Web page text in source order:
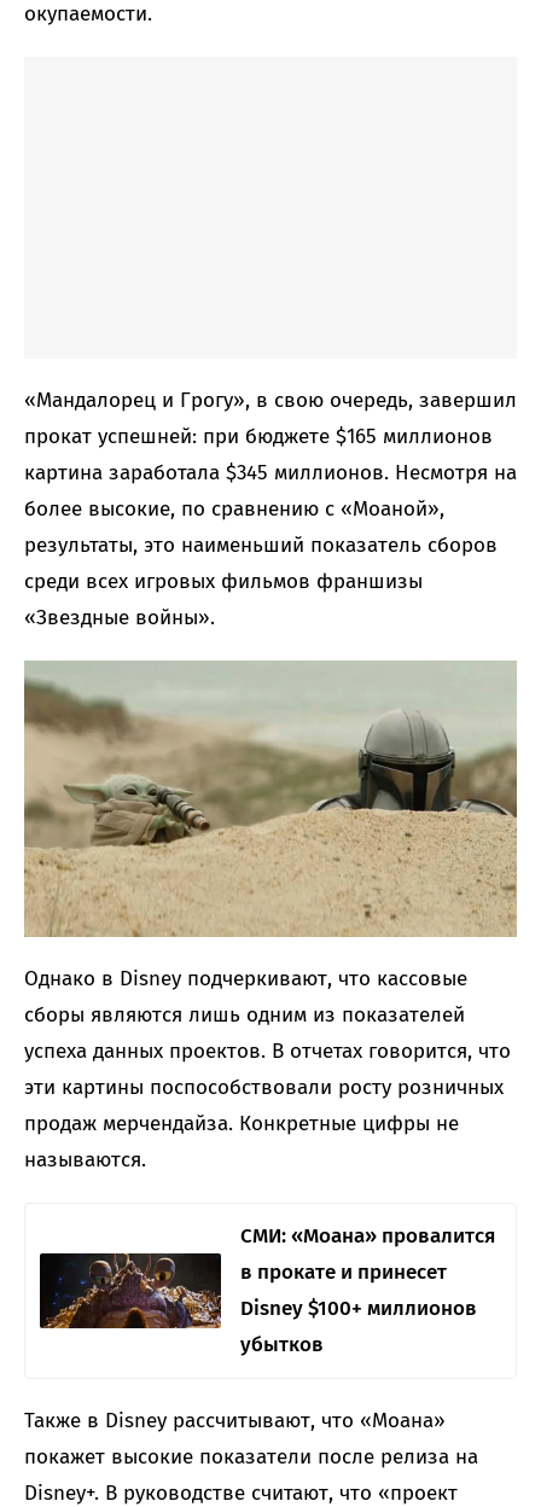
окупаемости.
«Мандалорец и Грогу», в свою очередь, завершил
прокат успешней: при бюджете $165 миллионов
картина заработала $345 миллионов. Несмотря на
более высокие, по сравнению с «Моаной»,
результаты, это наименьший показатель сборов
среди всех игровых фильмов франшизы
«Звездные войны».
Однако в Disney подчеркивают, что кассовые
сборы являются лишь одним из показателей
успеха данных проектов. В отчетах говорится, что
эти картины поспособствовали росту розничных
продаж мерчендайза. Конкретные цифры не
называются.
СМИ: «Моана» провалится
в прокате и принесет
Disney $100+ миллионов
убытков
Также в Disney рассчитывают, что «Моана»
покажет высокие показатели после релиза на
Disney+. В руководстве считают, что «проект